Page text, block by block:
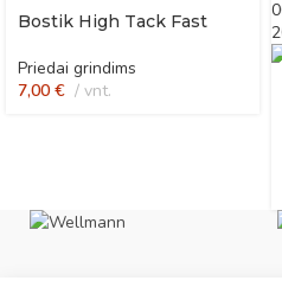
Bostik High Tack Fast
Priedai grindims
7,00 € vnt.